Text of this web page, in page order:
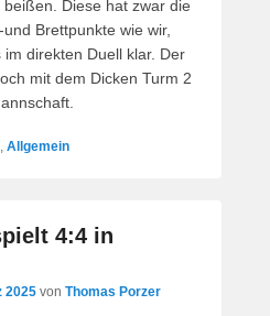
Diese hat zwar die
Brettpunkte wie wir,
direkten Duell klar. Der
mit dem Dicken Turm 2
, Allgemein
4:4 in
2025 von Thomas Porzer